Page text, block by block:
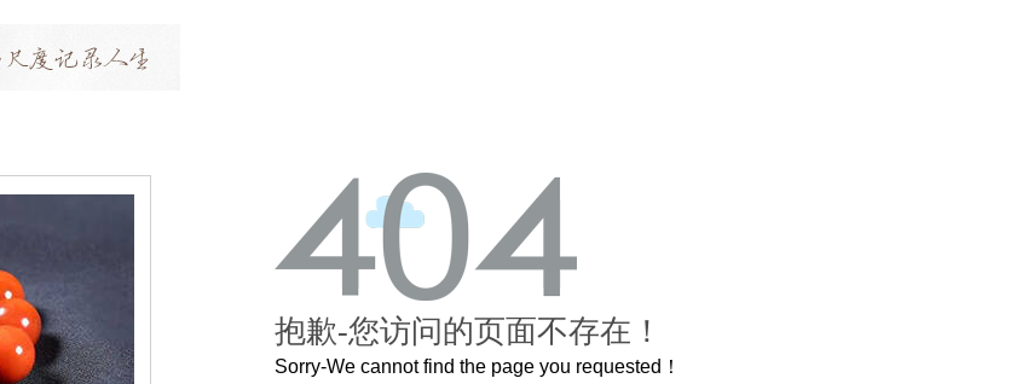
抱歉-您访问的页面不存在！
Sorry-We cannot find the page you requested！